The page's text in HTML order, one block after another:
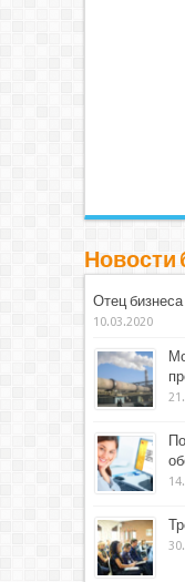
Новости
Отец
10.03.2020